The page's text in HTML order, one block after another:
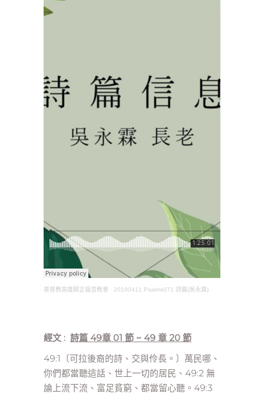
基督教高雄歸正福音教會 · 20190411 Psalms071 詩篇(吳永霖)
經文 : 詩篇 49章 01 節 ~ 49 章 20 節
49:1〔可拉後裔的詩、交與伶長。〕萬民哪、
你們都當聽這話、世上一切的居民、49:2 無
論上流下流、富足貧窮、都當留心聽。49:3